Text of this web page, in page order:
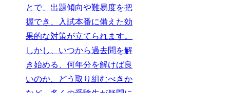
とで、出題傾向や難易度を把
握でき、入試本番に備えた効
果的な対策が立てられます。
しかし、いつから過去問を解
き始める、何年分を解けば良
いのか、どう取り組むべきか